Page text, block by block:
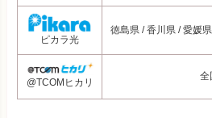
ピカラ光
徳島県 / 香川県 / 愛媛
@TCOMヒカリ
全